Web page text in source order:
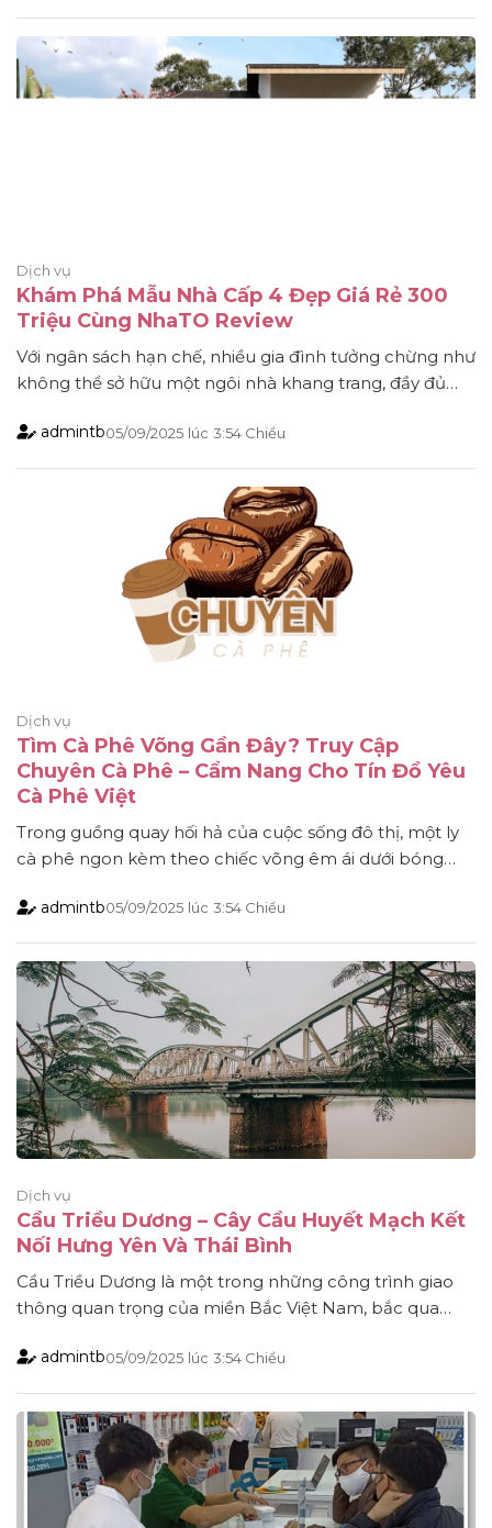
dẫn càng giúp người dùng dễ dàng [...]
Dịch vụ
Khám Phá Mẫu Nhà Cấp 4 Đẹp Giá Rẻ 300
Triệu Cùng NhaTO Review
Với ngân sách hạn chế, nhiều gia đình tưởng chừng như
không thể sở hữu một ngôi nhà khang trang, đầy đủ
Trên Website NhaTO, bạn có thể dễ dàng tìm thấy
admintb05/09/2025 lúc 3:54 Chiều
Dịch vụ
Tìm Cà Phê Võng Gần Đây? Truy Cập
Chuyên Cà Phê – Cẩm Nang Cho Tín Đồ Yêu
Cà Phê Việt
Trong guồng quay hối hả của cuộc sống đô thị, một ly
cà phê ngon kèm theo chiếc võng êm ái dưới bóng
Việt. Những quán cà phê võng gần đây không chỉ là nơi
nghỉ chân lý tưởng mà còn mang đậm chất [...]
admintb05/09/2025 lúc 3:54 Chiều
Dịch vụ
Cầu Triều Dương – Cây Cầu Huyết Mạch Kết
Nối Hưng Yên Và Thái Bình
Cầu Triều Dương là một trong những công trình giao
thông quan trọng của miền Bắc Việt Nam, bắc qua
Được khánh thành vào năm 1995, cây cầu không chỉ
hơn mà [...]
admintb05/09/2025 lúc 3:54 Chiều